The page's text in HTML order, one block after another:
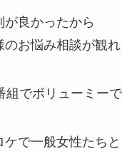
良かったから
お悩み相談が観れ
でボリューミーで
ケで一般女性たちと